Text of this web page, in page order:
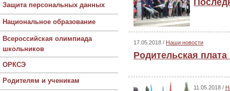
Защита персональных данных
Национальное образование
Всероссийская олимпиада
школьников
ОРКСЭ
Родителям и ученикам
17.05.2018 / Наши новости
Родительская
11.05.2018 /